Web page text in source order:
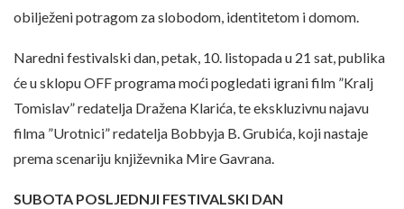
obilježeni potragom za slobodom, identitetom i domom.
Naredni festivalski dan, petak, 10. listopada u 21 sat, publika
će u sklopu OFF programa moći pogledati igrani film ”Kralj
Tomislav” redatelja Dražena Klarića, te ekskluzivnu najavu
filma ”Urotnici” redatelja Bobbyja B. Grubića, koji nastaje
prema scenariju književnika Mire Gavrana.
SUBOTA POSLJEDNJI FESTIVALSKI DAN